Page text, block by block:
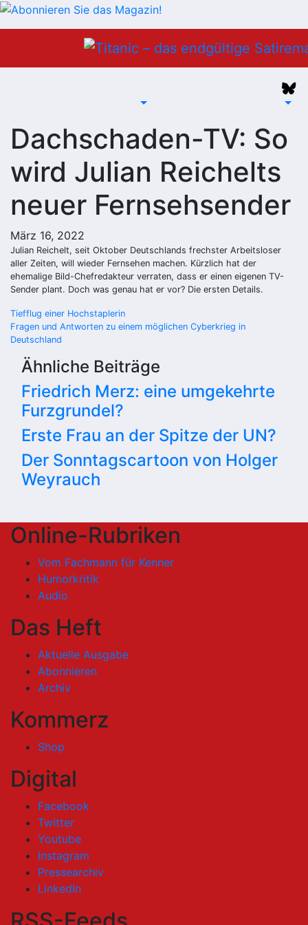
Dachschaden-TV: So
wird Julian Reichelts
neuer Fernsehsender
März 16, 2022
Julian Reichelt, seit Oktober Deutschlands frechster Arbeitsloser
aller Zeiten, will wieder Fernsehen machen. Kürzlich hat der
ehemalige Bild-Chefredakteur verraten, dass er einen eigenen TV-
Sender plant. Doch was genau hat er vor? Die ersten Details.
Beitragsnavigation
Tiefflug einer Hochstaplerin
Fragen und Antworten zu einem möglichen Cyberkrieg in
Deutschland
Ähnliche Beiträge
Friedrich Merz: eine umgekehrte
Furzgrundel?
Erste Frau an der Spitze der UN?
Der Sonntagscartoon von Holger
Weyrauch
Online-Rubriken
Vom Fachmann für Kenner
Humorkritik
Audio
Das Heft
Aktuelle Ausgabe
Abonnieren
Archiv
Kommerz
Shop
Digital
Facebook
Twitter
Youtube
Instagram
Pressearchiv
LinkedIn